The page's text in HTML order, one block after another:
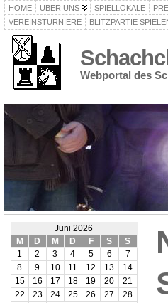
HOME ÜBER UNS SPIELLOKALE
VEREINSTURNIERE
BLITZPARTIE
Webportal des
Juni 2026
M
D M D F S
S
1
2 3 4 5 6
7
8
9 10 11 12 13
14
15
16 17 18 19 20
21
22
23 24 25 26 27
28